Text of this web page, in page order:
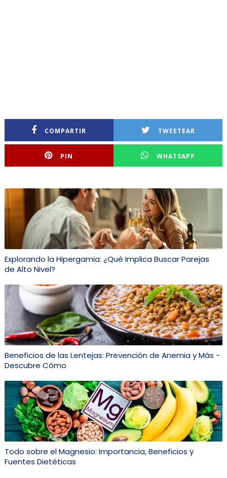
COMPARTIR TWEETEAR
PIN WHATSAPP
Explorando la Hipergamia: ¿Qué Implica Buscar Parejas
de Alto Nivel?
Beneficios de las Lentejas: Prevención de Anemia y Más -
Descubre Cómo
Todo sobre el Magnesio: Importancia, Beneficios y
Fuentes Dietéticas